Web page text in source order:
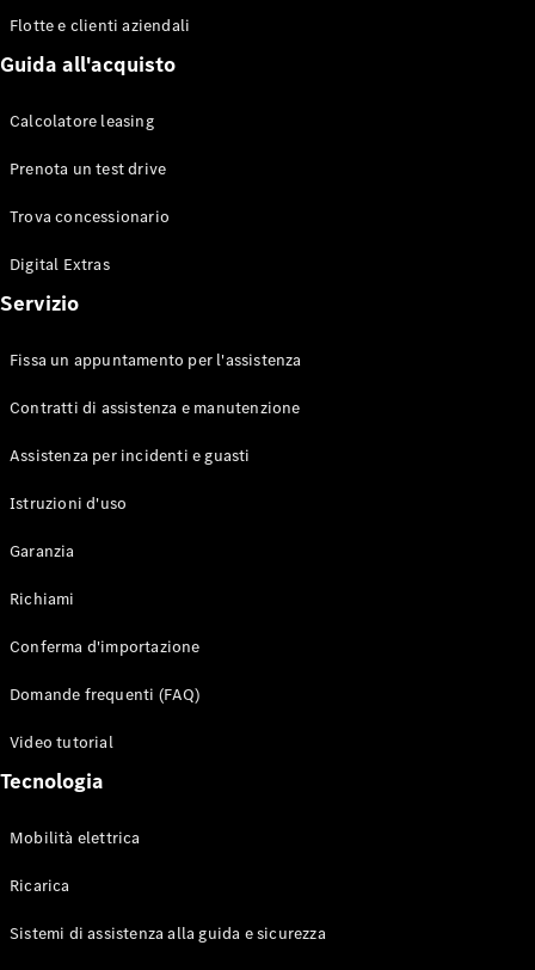
Flotte e clienti aziendali
Guida all'acquisto
Calcolatore leasing
Prenota un test drive
Trova concessionario
Digital Extras
Servizio
Fissa un appuntamento per l'assistenza
Contratti di assistenza e manutenzione
Assistenza per incidenti e guasti
Istruzioni d'uso
Garanzia
Richiami
Conferma d'importazione
Domande frequenti (FAQ)
Video tutorial
Tecnologia
Mobilità elettrica
Ricarica
Sistemi di assistenza alla guida e sicurezza